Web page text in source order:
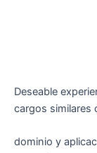
Deseable
cargos similares
dominio y